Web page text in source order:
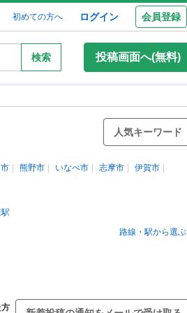
初めての方へ ログイン 会員登録
検索 投稿画面へ(無料)
人気キーワード
熊野市 いなべ市 志摩市 伊賀市
路線・駅から選ぶ